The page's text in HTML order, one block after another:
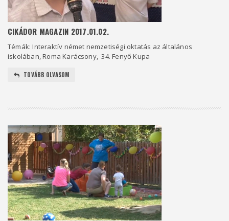
CIKÁDOR MAGAZIN 2017.01.02.
Témák: Interaktív német nemzetiségi oktatás az általános
iskolában, Roma Karácsony, 34. Fenyő Kupa
TOVÁBB OLVASOM